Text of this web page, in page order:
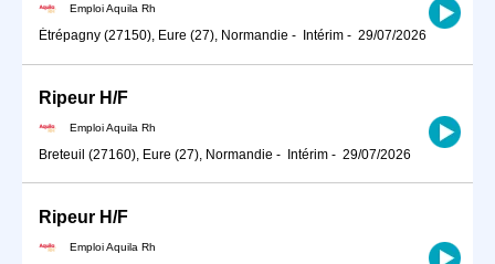
Emploi Aquila Rh
Étrépagny (27150), Eure (27), Normandie - Intérim - 29/07/2026
Ripeur H/F
Emploi Aquila Rh
Breteuil (27160), Eure (27), Normandie - Intérim - 29/07/2026
Ripeur H/F
Emploi Aquila Rh